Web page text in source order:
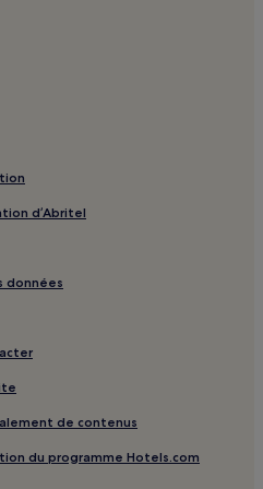
à proximité
de Bayonne : hôtels à
Luz : hôtels
d’Abritel
données
de contenus
du programme Hotels.com